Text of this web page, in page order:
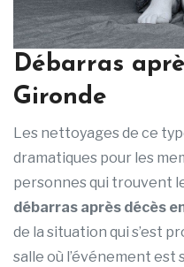
Débarras
Gironde
Les nettoyages de ce
dramatiques pour les
personnes qui trouvent
débarras après décès
de la situation qui s’est
salle où l’événement est